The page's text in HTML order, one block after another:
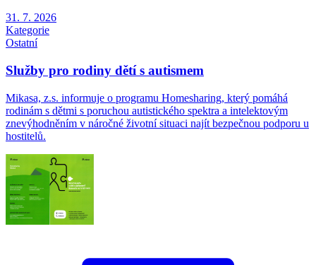
31. 7. 2026
Kategorie
Ostatní
Služby pro rodiny dětí s autismem
Mikasa, z.s. informuje o programu Homesharing, který pomáhá
rodinám s dětmi s poruchou autistického spektra a intelektovým
znevýhodněním v náročné životní situaci najít bezpečnou podporu u
hostitelů.